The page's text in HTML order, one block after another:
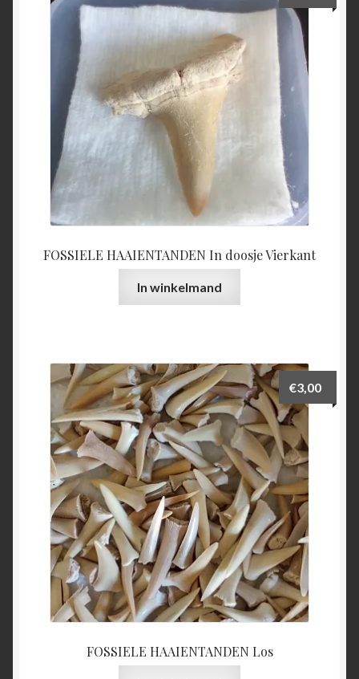
FOSSIELE HAAIENTANDEN In doosje Vierkant
In winkelmand
FOSSIELE HAAIENTANDEN Los
€3,00